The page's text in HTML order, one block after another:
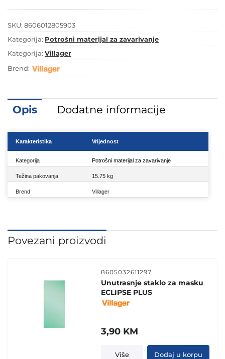
ER70S-
količina
SKU: 8606012805903
Kategorija: Potrošni materijal za zavarivanje
Kategorija: Villager
Brend:
Opis Dodatne informacije
Karakteristika Vrijednost
Kategorija Potrošni materijal za zavarivanje
Težina pakovanja 15.75 kg
Brend Villager
Povezani proizvodi
8605032611297
Unutrasnje staklo za masku
ECLIPSE PLUS
3,90 KM
Više Dodaj u korpu